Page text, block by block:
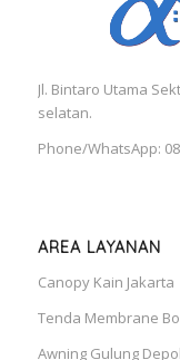
Jl. Bintaro Utama
selatan.
Phone/WhatsApp:
AREA LAYANAN
Canopy Kain Jakarta
Tenda Membrane
Awning Gulung